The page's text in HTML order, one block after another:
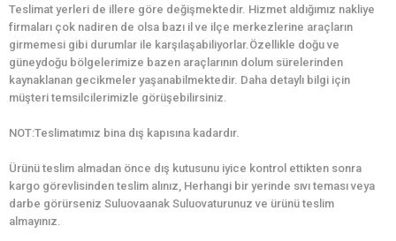
Teslimat yerleri de illere göre değişmektedir. Hizmet aldığımız nakliye
firmaları çok nadiren de olsa bazı il ve ilçe merkezlerine araçların
girmemesi gibi durumlar ile karşılaşabiliyorlar.Özellikle doğu ve
güneydoğu bölgelerimize bazen araçlarının dolum sürelerinden
kaynaklanan gecikmeler yaşanabilmektedir. Daha detaylı bilgi için
müşteri temsilcilerimizle görüşebilirsiniz.
NOT:Teslimatımız bina dış kapısına kadardır.
Ürünü teslim almadan önce dış kutusunu iyice kontrol ettikten sonra
kargo görevlisinden teslim alınız, Herhangi bir yerinde sıvı teması veya
darbe görürseniz Suluovaanak Suluovaturunuz ve ürünü teslim
almayınız.